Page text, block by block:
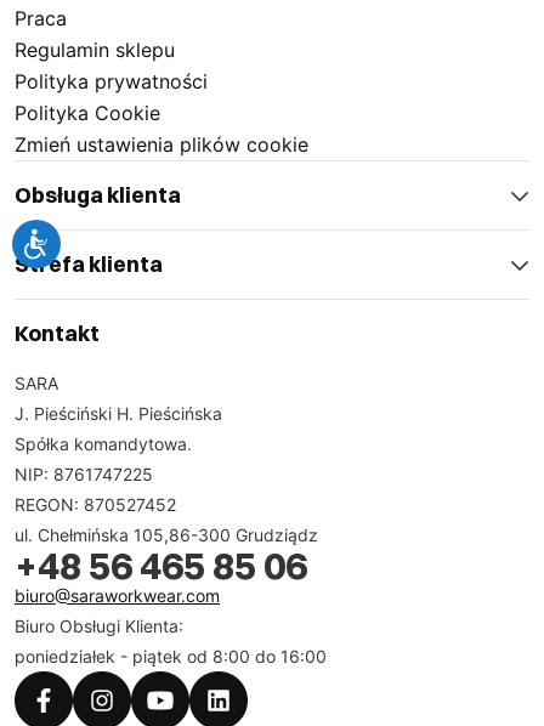
Praca
Regulamin sklepu
Polityka prywatności
Polityka Cookie
Zmień ustawienia plików cookie
Obsługa klienta
Strefa klienta
Kontakt
SARA
J. Pieściński H. Pieścińska
Spółka komandytowa.
NIP: 8761747225
REGON: 870527452
ul. Chełmińska 105,86-300 Grudziądz
+48 56 465 85 06
biuro@saraworkwear.com
Biuro Obsługi Klienta:
poniedziałek - piątek od 8:00 do 16:00